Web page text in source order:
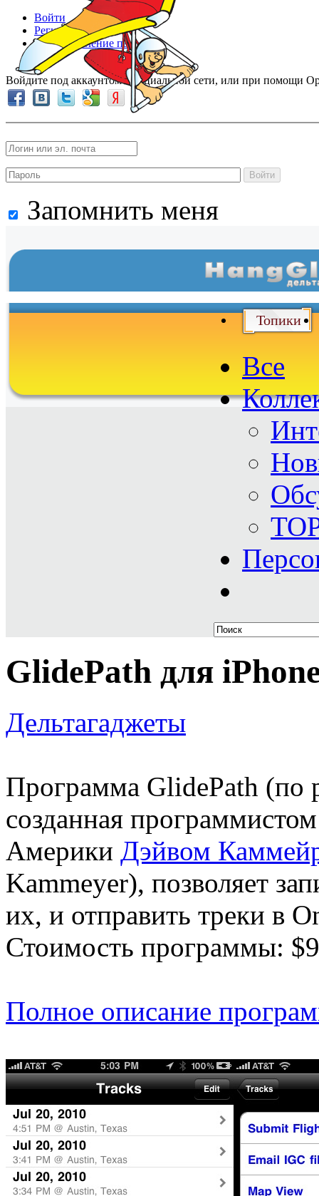
Войти
Регистрация
Восстановление пароля
Войдите под аккаунтом в социальной сети, или при помощи
Войти
Запомнить меня
Войти
Топики
Все
GlidePath для
Дельтагаджеты
Программа GlidePath (по
созданная
Америки Дэйвом
Kammeyer), позволяет
их, и отправить треки в
Стоимость программы:
Полное описание